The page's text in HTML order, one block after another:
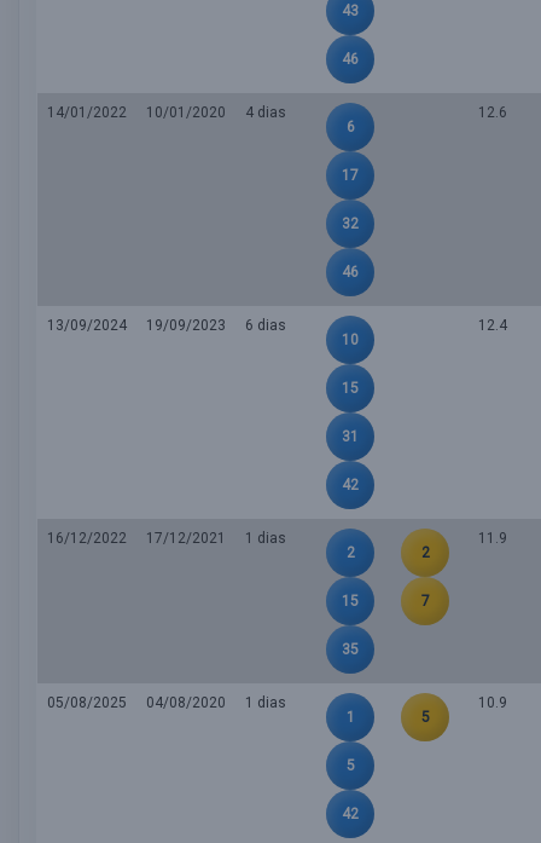
43
46
14/01/2022 10/01/2020
4 dias
6
17
32
46
12.6
13/09/2024 19/09/2023
6 dias
10
15
31
42
12.4
16/12/2022 17/12/2021
1 dias
2
15
35
2
7
11.9
05/08/2025 04/08/2020
1 dias
1
5
42
5
10.9